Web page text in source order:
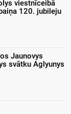
viestnīceibā
120. jubileju
Jaunovys
svātku Aglyunys